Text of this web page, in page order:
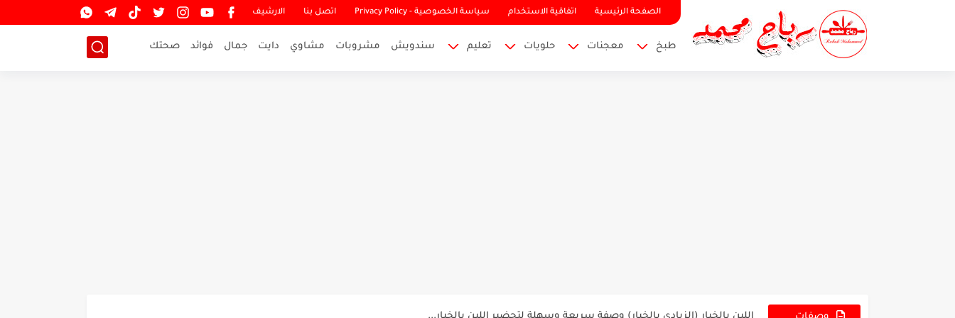
الصفحة الرئيسية اتفاقية الاستخدام سياسة الخصوصية - Privacy Policy اتصل بنا الارشيف
طبخ معجنات حلويات تعليم سندويش مشروبات مشاوي دايت جمال فوائد صحتك